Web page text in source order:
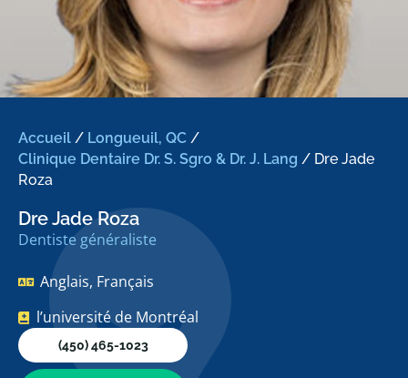
Accueil / Longueuil, QC /
Clinique Dentaire Dr. S. Sgro & Dr. J. Lang / Dre Jade
Roza
Dre Jade Roza
Dentiste généraliste
Anglais, Français
l’université de Montréal
(450) 465-1023